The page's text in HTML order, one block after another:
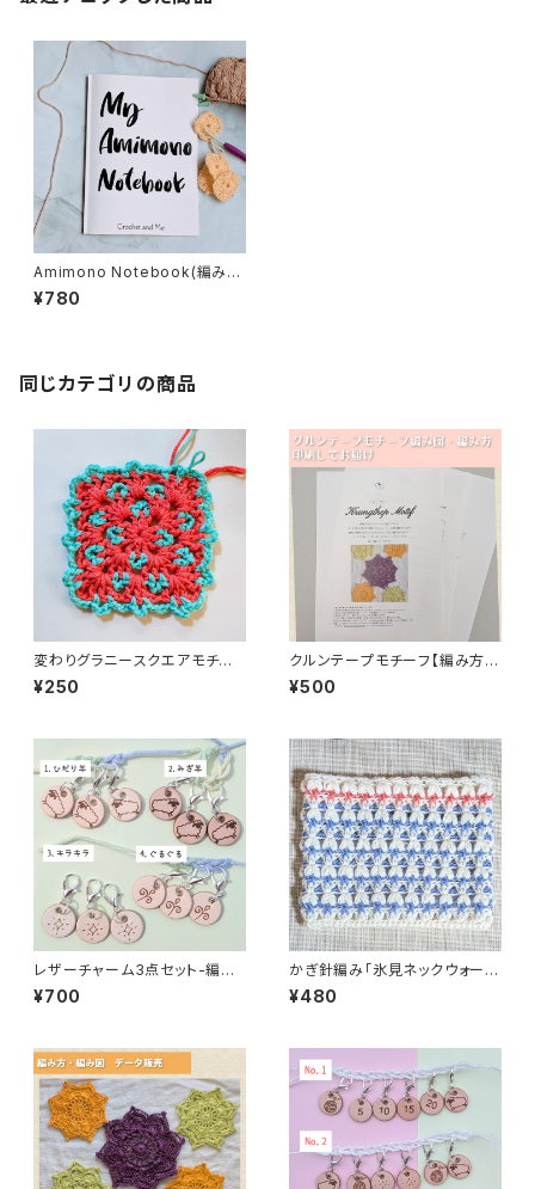
Amimono Notebook(編み物
用ノート)(送料無料)
¥780
同じカテゴリの商品
変わりグラニースクエアモチー
フの編み図PDF
¥250
クルンテープモチーフ【編み方・
編み図 印刷してお届け】
¥500
レザーチャーム3点セット-編み
物用ステッチマーカー
¥700
かぎ針編み「氷見ネックウォーマ
ー」編み方と編み図
¥480